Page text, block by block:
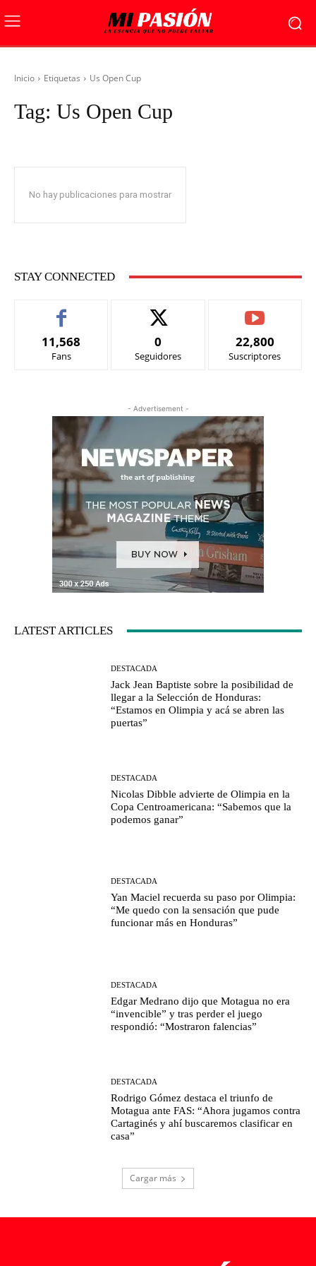
Inicio Etiquetas Us Open Cup
Tag: Us Open Cup
No hay publicaciones para mostrar
STAY CONNECTED
11,568
Fans
0
Seguidores
22,800
Suscriptores
- Advertisement -
LATEST ARTICLES
DESTACADA
Jack Jean Baptiste sobre la posibilidad de
llegar a la Selección de Honduras:
“Estamos en Olimpia y acá se abren las
puertas”
DESTACADA
Nicolas Dibble advierte de Olimpia en la
Copa Centroamericana: “Sabemos que la
podemos ganar”
DESTACADA
Yan Maciel recuerda su paso por Olimpia:
“Me quedo con la sensación que pude
funcionar más en Honduras”
DESTACADA
Edgar Medrano dijo que Motagua no era
“invencible” y tras perder el juego
respondió: “Mostraron falencias”
DESTACADA
Rodrigo Gómez destaca el triunfo de
Motagua ante FAS: “Ahora jugamos contra
Cartaginés y ahí buscaremos clasificar en
casa”
Cargar más